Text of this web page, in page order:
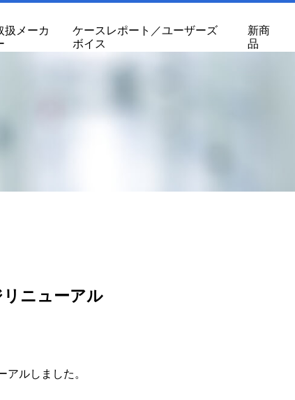
扱メーカ
ケースレポート／ユーザーズ
ボイス
新商
品
ニューアル
アルしました。